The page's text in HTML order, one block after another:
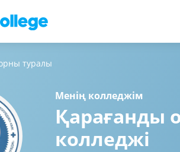
туралы
Менің колледжім
Қарағанды
колледжі